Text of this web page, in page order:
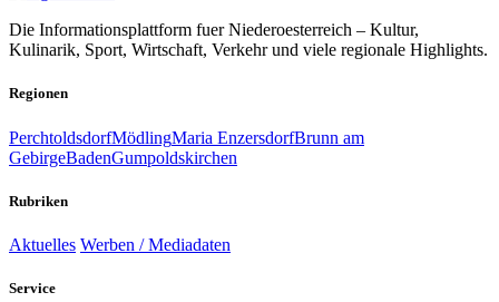
Die Informationsplattform fuer Niederoesterreich – Kultur,
Kulinarik, Sport, Wirtschaft, Verkehr und viele regionale Highlights.
Regionen
PerchtoldsdorfMödlingMaria EnzersdorfBrunn am
GebirgeBadenGumpoldskirchen
Rubriken
Aktuelles Werben / Mediadaten
Service